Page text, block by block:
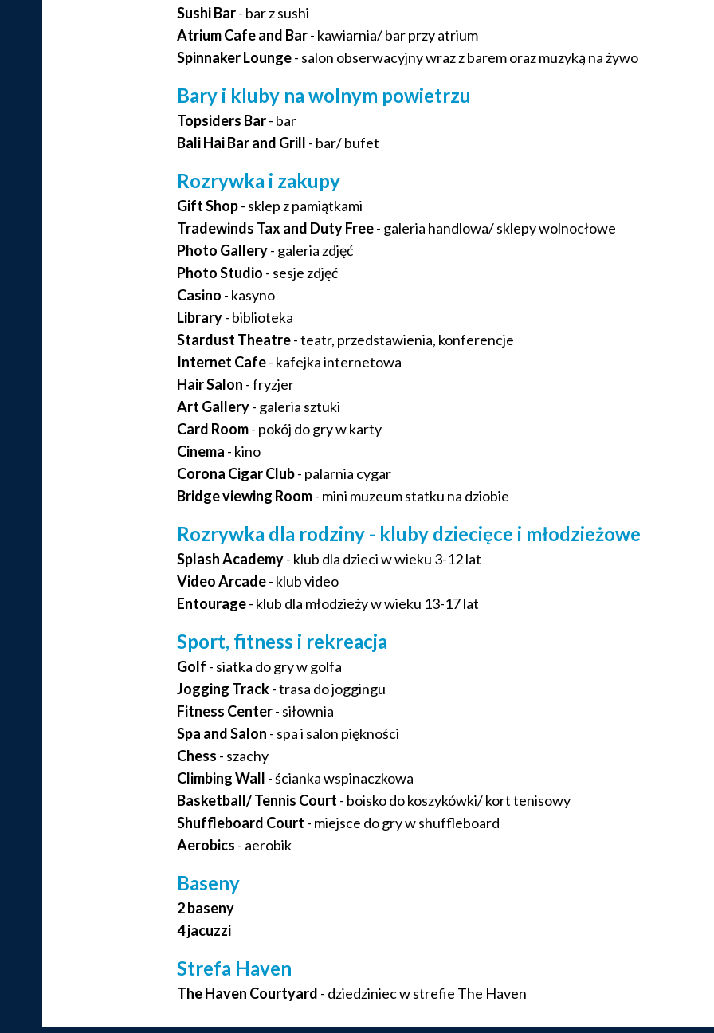
Sushi Bar- bar z sushi
Atrium Cafe and Bar- kawiarnia/ bar przy atrium
Spinnaker Lounge- salon obserwacyjny wraz z barem oraz muzyką na żywo
Bary i kluby na wolnym powietrzu
Topsiders Bar- bar
Bali Hai Bar and Grill - bar/ bufet
Rozrywka i zakupy
Gift Shop- sklep z pamiątkami
Tradewinds Tax and Duty Free- galeria handlowa/ sklepy wolnocłowe
Photo Gallery- galeria zdjęć
Photo Studio - sesje zdjęć
Casino - kasyno
Library- biblioteka
Stardust Theatre- teatr, przedstawienia, konferencje
Internet Cafe- kafejka internetowa
Hair Salon - fryzjer
Art Gallery- galeria sztuki
Card Room- pokój do gry w karty
Cinema - kino
Corona Cigar Club- palarnia cygar
Bridge viewing Room- mini muzeum statku na dziobie
Rozrywka dla rodziny - kluby dziecięce i młodzieżowe
Splash Academy- klub dla dzieci w wieku 3-12 lat
Video Arcade- klub video
Entourage- klub dla młodzieży w wieku 13-17 lat
Sport, fitness i rekreacja
Golf - siatka do gry w golfa
Jogging Track- trasa do joggingu
Fitness Center- siłownia
Spa and Salon - spa i salon piękności
Chess - szachy
Climbing Wall - ścianka wspinaczkowa
Basketball/ Tennis Court - boisko do koszykówki/ kort tenisowy
Shuffleboard Court - miejsce do gry w shuffleboard
Aerobics - aerobik
Baseny
2 baseny
4 jacuzzi
Strefa Haven
The Haven Courtyard - dziedziniec w strefie The Haven